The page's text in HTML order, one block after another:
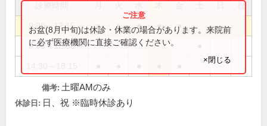
祝
9:00～12:15 ● ● ● ● ●
9:00～12:30
お盆(8月中旬)は休診・休業の場合があります。来院前
に必ず医療機関に直接ご確認ください。
×閉じる
備考: 土曜AMのみ
休診日: 日、祝 ※臨時休診あり